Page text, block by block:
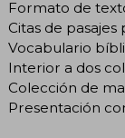
Formato de
Citas de pasajes
Vocabulario
Interior a dos
Colección de
Presentación